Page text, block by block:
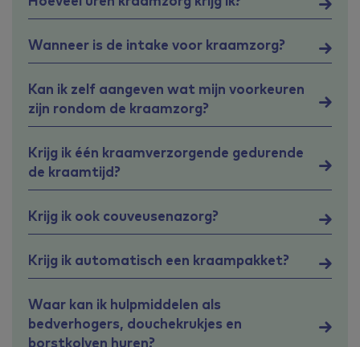
Wanneer is de intake voor kraamzorg?
Kan ik zelf aangeven wat mijn voorkeuren
zijn rondom de kraamzorg?
Krijg ik één kraamverzorgende gedurende
de kraamtijd?
Krijg ik ook couveusenazorg?
Krijg ik automatisch een kraampakket?
Waar kan ik hulpmiddelen als
bedverhogers, douchekrukjes en
borstkolven huren?